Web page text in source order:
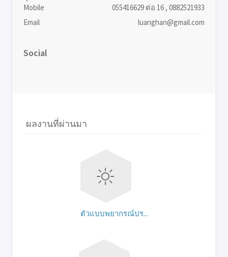
Mobile
055416629 ต่อ 16 , 0882521933
Email
luanghan@gmail.com
Social
ผลงานที่ผ่านมา
ตัวแบบพยากรณ์ปร...